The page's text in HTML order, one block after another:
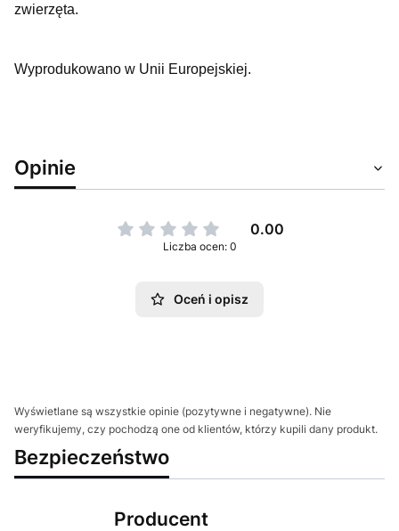
zwierzęta.
Wyprodukowano w Unii Europejskiej.
Opinie
0.00
Liczba ocen: 0
Oceń i opisz
Wyświetlane są wszystkie opinie (pozytywne i negatywne). Nie
weryfikujemy, czy pochodzą one od klientów, którzy kupili dany produkt.
Bezpieczeństwo
Producent